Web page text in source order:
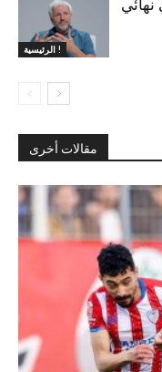
الرئيسية !
مقالات أخرى